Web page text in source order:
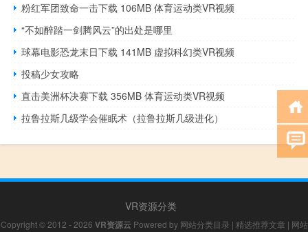
粉红军团致命一击下载 106MB 体育运动类VR视频
“不如醉踏一剑腾风云”的出处是哪里
球幕电影恐龙末日下载 141MB 虚拟科幻类VR视频
投稿少女攻略
直击美洲杯决赛下载 356MB 体育运动类VR视频
拉鲁拉斯几级学会催眠术（拉鲁拉斯几级进化）
VR资源分类
Copyright © 2012 - 2026 VR资源云Powered by 网站分类目录 | 精选推荐文章 | 网站